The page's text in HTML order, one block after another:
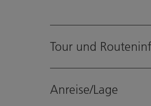
Tour und
Anreise/Lage